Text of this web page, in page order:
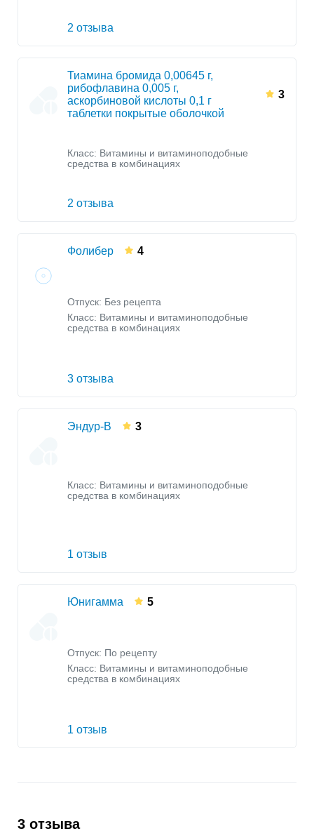
2 отзыва
Тиамина бромида 0,00645 г,
рибофлавина 0,005 г,
аскорбиновой кислоты 0,1 г
таблетки покрытые оболочкой
3
Класс: Витамины и витаминоподобные
средства в комбинациях
2 отзыва
Фолибер 4
Отпуск: Без рецепта
Класс: Витамины и витаминоподобные
средства в комбинациях
3 отзыва
Эндур-B 3
Класс: Витамины и витаминоподобные
средства в комбинациях
1 отзыв
Юнигамма 5
Отпуск: По рецепту
Класс: Витамины и витаминоподобные
средства в комбинациях
1 отзыв
3 отзыва